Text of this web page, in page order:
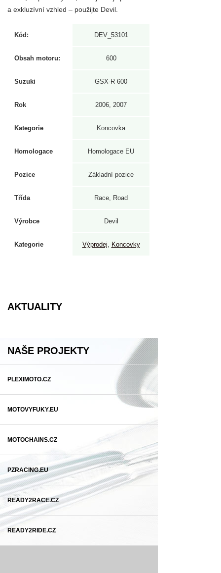
a exkluzívní vzhled – použijte Devil.
Kód: DEV_53101
Obsah motoru: 600
Suzuki GSX-R 600
Rok 2006, 2007
Kategorie Koncovka
Homologace Homologace EU
Pozice Základní pozice
Třída Race, Road
Výrobce Devil
Kategorie Výprodej, Koncovky
AKTUALITY
NAŠE PROJEKTY
PLEXIMOTO.CZ
MOTOVYFUKY.EU
MOTOCHAINS.CZ
PZRACING.EU
READY2RACE.CZ
READY2RIDE.CZ